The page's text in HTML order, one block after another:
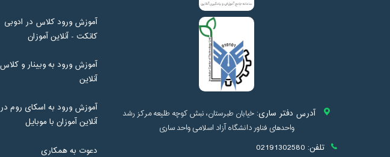
آدرس دفتر ساری: خیابان طبرستان، نبش کوچه طلیعه مرکز رشد
واحدهای فناور دانشگاه آزاد اسلامی واحد ساری
تلفن: 02191302580
آموزش ورود کلاس در ادوبی
کانکت - آنلاین آموزان
آموزش ورود به وبینار و کلاس
آنلاین
آموزش ورود به اسکای روم در
آنلاین آموزان با موبایل
دعوت به همکاری